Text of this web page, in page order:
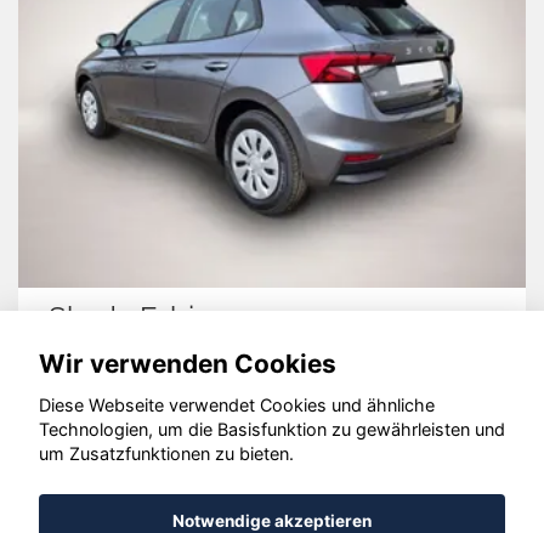
Skoda Fabia
© konjunkturmotor.de GmbH 2020 - 2026
Wir verwenden Cookies
Diese Webseite verwendet Cookies und ähnliche
Technologien, um die Basisfunktion zu gewährleisten und
um Zusatzfunktionen zu bieten.
Notwendige akzeptieren